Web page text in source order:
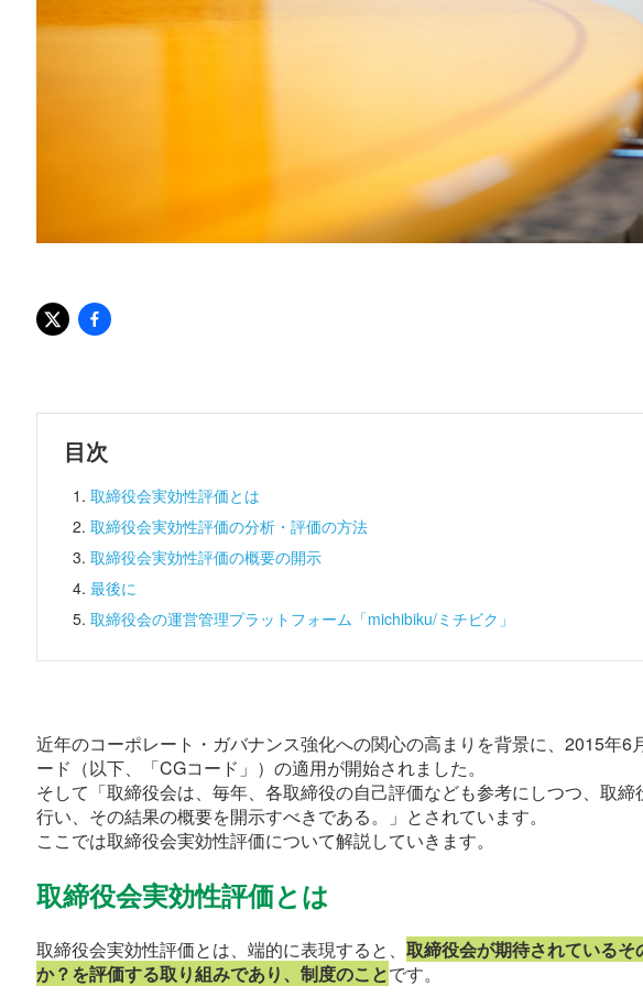
目次
取締役会実効性評価とは
取締役会実効性評価の分析・評価の方法
取締役会実効性評価の概要の開示
最後に
取締役会の運営管理プラットフォーム「michibiku/ミチビク」
近年のコーポレート・ガバナンス強化への関心の高まりを背景に、2015年6
ード（以下、「CGコード」）の適用が開始されました。
そして「取締役会は、毎年、各取締役の自己評価なども参考にしつつ、取
行い、その結果の概要を開示すべきである。」とされています。
ここでは取締役会実効性評価について解説していきます。
取締役会実効性評価とは
取締役会実効性評価とは、端的に表現すると、 取締役会が期待されている
か？を評価する取り組みであり、制度のことです。